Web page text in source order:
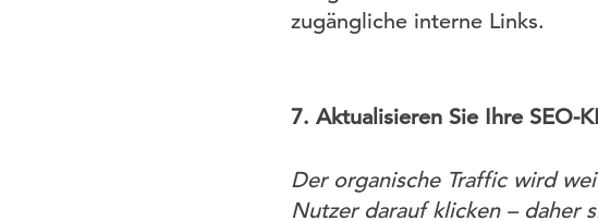
zugängliche interne Links.
7. Aktualisieren Sie Ihre SEO-
Der organische Traffic wird
Nutzer darauf klicken – daher